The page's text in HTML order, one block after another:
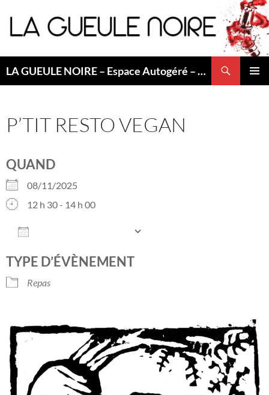
au
contenu
LA GUEULE NOIRE – Espace Autogéré – Saint Etienne
P’TIT RESTO VEGAN
QUAND
08/11/2025
12 h 30 - 14 h 00
TYPE D’ÉVÈNEMENT
Repas